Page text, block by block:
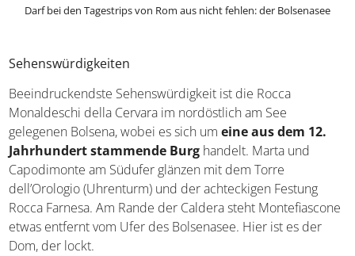
Darf bei den Tagestrips von Rom aus nicht fehlen: der Bolsenasee
Sehenswürdigkeiten
Beeindruckendste Sehenswürdigkeit ist die Rocca
Monaldeschi della Cervara im nordöstlich am See
gelegenen Bolsena, wobei es sich umeine aus dem 12.
Jahrhundert stammende Burg handelt. Marta und
Capodimonte am Südufer glänzen mit dem Torre
dell’Orologio (Uhrenturm) und der achteckigen Festung
Rocca Farnesa. Am Rande der Caldera steht Montefiascone
etwas entfernt vom Ufer des Bolsenasee. Hier ist es der
Dom, der lockt.